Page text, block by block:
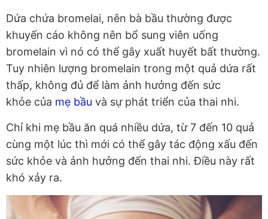
Dứa chứa bromelai, nên bà bầu thường được
khuyến cáo không nên bổ sung viên uống
bromelain vì nó có thể gây xuất huyết bất thường.
Tuy nhiên lượng bromelain trong một quả dứa rất
thấp, không đủ để làm ảnh hưởng đến sức
khỏe của mẹ bầu và sự phát triển của thai nhi.
Chỉ khi mẹ bầu ăn quá nhiều dứa, từ 7 đến 10 quả
cùng một lúc thì mới có thể gây tác động xấu đến
sức khỏe và ảnh hưởng đến thai nhi. Điều này rất
khó xảy ra.